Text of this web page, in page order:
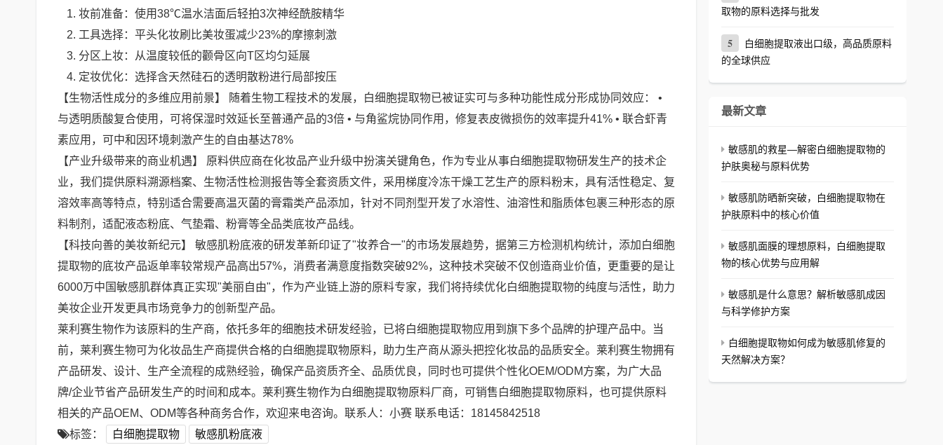
妆前准备：使用38℃温水洁面后轻拍3次神经酰胺精华
工具选择：平头化妆刷比美妆蛋减少23%的摩擦刺激
分区上妆：从温度较低的颧骨区向T区均匀延展
定妆优化：选择含天然硅石的透明散粉进行局部按压
【生物活性成分的多维应用前景】 随着生物工程技术的发展，白细胞提取物已被证实可与多种功能性成分形成协同效应： •
与透明质酸复合使用，可将保湿时效延长至普通产品的3倍 • 与角鲨烷协同作用，修复表皮微损伤的效率提升41% • 联合虾青
素应用，可中和因环境刺激产生的自由基达78%
【产业升级带来的商业机遇】 原料供应商在化妆品产业升级中扮演关键角色，作为专业从事白细胞提取物研发生产的技术企
业，我们提供原料溯源档案、生物活性检测报告等全套资质文件，采用梯度冷冻干燥工艺生产的原料粉末，具有活性稳定、复
溶效率高等特点，特别适合需要高温灭菌的膏霜类产品添加，针对不同剂型开发了水溶性、油溶性和脂质体包裹三种形态的原
料制剂，适配液态粉底、气垫霜、粉膏等全品类底妆产品线。
【科技向善的美妆新纪元】 敏感肌粉底液的研发革新印证了"妆养合一"的市场发展趋势，据第三方检测机构统计，添加白细胞
提取物的底妆产品返单率较常规产品高出57%，消费者满意度指数突破92%，这种技术突破不仅创造商业价值，更重要的是让
6000万中国敏感肌群体真正实现"美丽自由"，作为产业链上游的原料专家，我们将持续优化白细胞提取物的纯度与活性，助力
美妆企业开发更具市场竞争力的创新型产品。
莱利赛生物作为该原料的生产商，依托多年的细胞技术研发经验，已将白细胞提取物应用到旗下多个品牌的护理产品中。当
前，莱利赛生物可为化妆品生产商提供合格的白细胞提取物原料，助力生产商从源头把控化妆品的品质安全。莱利赛生物拥有
产品研发、设计、生产全流程的成熟经验，确保产品资质齐全、品质优良，同时也可提供个性化OEM/ODM方案，为广大品
牌/企业节省产品研发生产的时间和成本。莱利赛生物作为白细胞提取物原料厂商，可销售白细胞提取物原料，也可提供原料
相关的产品OEM、ODM等各种商务合作，欢迎来电咨询。联系人：小赛 联系电话：18145842518
标签：
白细胞提取物 敏感肌粉底液
取物的原料选择与批发
5
白细胞提取液出口级，高品质原料
的全球供应
最新文章
敏感肌的救星—解密白细胞提取物的
护肤奥秘与原料优势
敏感肌防晒新突破，白细胞提取物在
护肤原料中的核心价值
敏感肌面膜的理想原料，白细胞提取
物的核心优势与应用解
敏感肌是什么意思？解析敏感肌成因
与科学修护方案
白细胞提取物如何成为敏感肌修复的
天然解决方案？